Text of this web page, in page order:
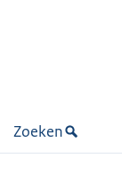
Zoeken